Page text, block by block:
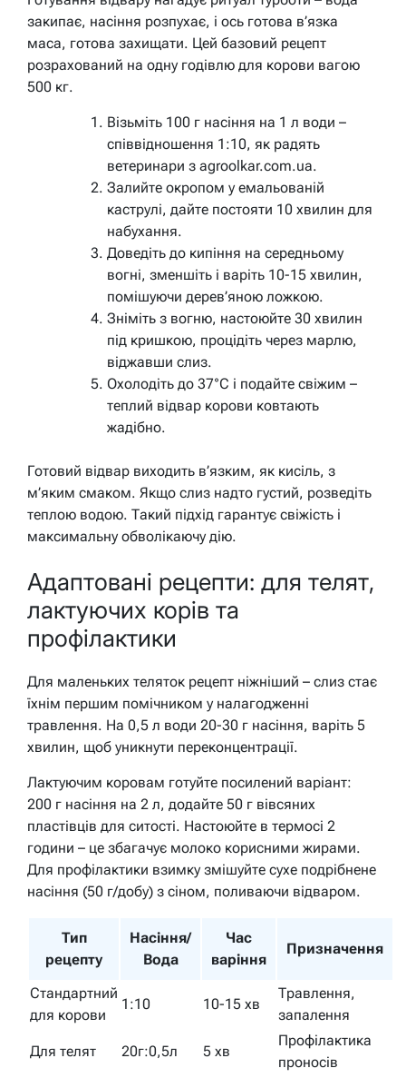
закипає, насіння розпухає, і ось готова в’язка
маса, готова захищати. Цей базовий рецепт
розрахований на одну годівлю для корови вагою
500 кг.
Візьміть 100 г насіння на 1 л води –
співвідношення 1:10, як радять
ветеринари з agroolkar.com.ua.
Залийте окропом у емальованій
каструлі, дайте постояти 10 хвилин для
набухання.
Доведіть до кипіння на середньому
вогні, зменшіть і варіть 10-15 хвилин,
помішуючи дерев’яною ложкою.
Зніміть з вогню, настоюйте 30 хвилин
під кришкою, процідіть через марлю,
віджавши слиз.
Охолодіть до 37°C і подайте свіжим –
теплий відвар корови ковтають
жадібно.
Готовий відвар виходить в’язким, як кисіль, з
м’яким смаком. Якщо слиз надто густий, розведіть
теплою водою. Такий підхід гарантує свіжість і
максимальну обволікаючу дію.
Адаптовані рецепти: для телят,
лактуючих корів та
профілактики
Для маленьких теляток рецепт ніжніший – слиз стає
їхнім першим помічником у налагодженні
травлення. На 0,5 л води 20-30 г насіння, варіть 5
хвилин, щоб уникнути переконцентрації.
Лактуючим коровам готуйте посилений варіант:
200 г насіння на 2 л, додайте 50 г вівсяних
пластівців для ситості. Настоюйте в термосі 2
години – це збагачує молоко корисними жирами.
Для профілактики взимку змішуйте сухе подрібнене
насіння (50 г/добу) з сіном, поливаючи відваром.
Тип
рецепту
Насіння/
Вода
Час
варіння
Призначення
Стандартний
для корови
1:10 10-15 хв
Травлення,
запалення
Для телят 20г:0,5л 5 хв
Профілактика
проносів